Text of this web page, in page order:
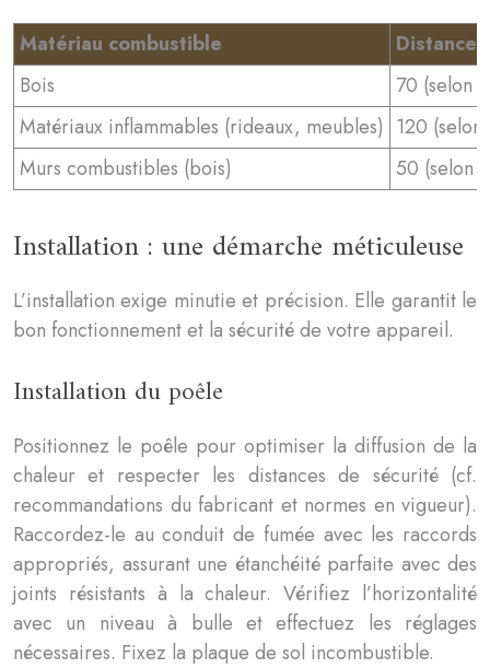
Matériau combustible
Distance
Bois
70 (selon
Matériaux inflammables (rideaux, meubles) 120
Murs combustibles (bois)
50 (selon
Installation : une démarche méticuleuse
L’installation exige minutie et précision. Elle garantit le
bon fonctionnement et la sécurité de votre appareil.
Installation du poêle
Positionnez le poêle pour optimiser la diffusion de la
chaleur et respecter les distances de sécurité (cf.
recommandations du fabricant et normes en vigueur).
Raccordez-le au conduit de fumée avec les raccords
appropriés, assurant une étanchéité parfaite avec des
joints résistants à la chaleur. Vérifiez l’horizontalité
avec un niveau à bulle et effectuez les réglages
nécessaires. Fixez la plaque de sol incombustible.